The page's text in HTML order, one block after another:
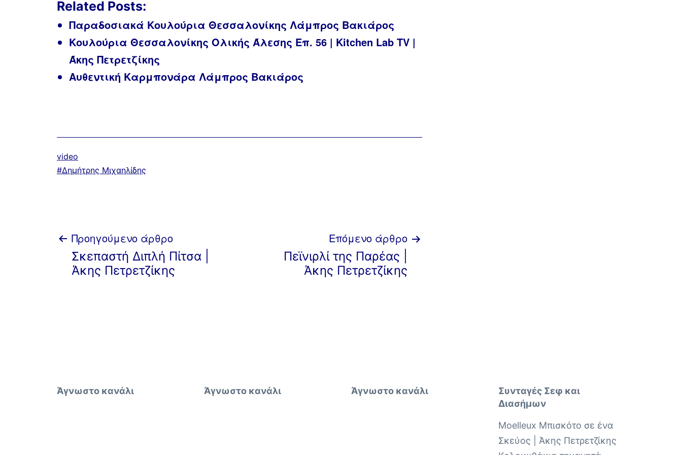
Related Posts:
Παραδοσιακά Κουλούρια Θεσσαλονίκης Λάμπρος Βακιάρος
Κουλούρια Θεσσαλονίκης Ολικής Άλεσης Επ. 56 | Kitchen Lab TV |
Άκης Πετρετζίκης
Αυθεντική Καρμπονάρα Λάμπρος Βακιάρος
Κατηγοριοποιημένα
ως
video
ΜεΔημήτρης Μιχαηλίδης
Πλοήγηση
άρθρων
Προηγούμενο άρθρο
Σκεπαστή Διπλή Πίτσα |
Άκης Πετρετζίκης
Επόμενο άρθρο
Πεϊνιρλί της Παρέας |
Άκης Πετρετζίκης
Άγνωστο κανάλι Άγνωστο κανάλι Άγνωστο κανάλι
Συνταγές Σεφ και
Διασήμων
Moelleux Μπισκότο σε ένα
Σκεύος | Άκης Πετρετζίκης